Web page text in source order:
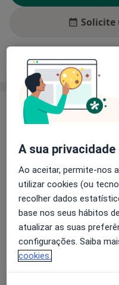
Experiência Preços
Experiência
Acredito na mudança.
temos os recursos
que ao ajudarmos na
contribuir para a
acredito, dedico-me,
mudança surge!
Acredite e mude a sua
http://
maisSobre mim
Principais doenças tratadas
A sua
Ao aceitar, permite-nos
utilizar cookies (ou
recolher dados
base nos seus hábitos
atualizar as suas
configurações. Saiba
cookies.